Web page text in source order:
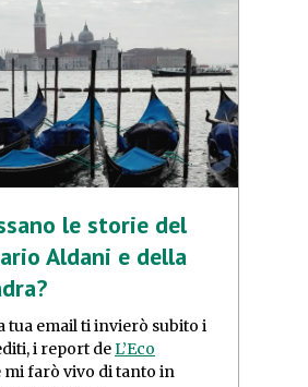
le storie del
Aldani e della
tua email ti invierò subito i
i report deL’Eco
mi farò vivo di tanto in